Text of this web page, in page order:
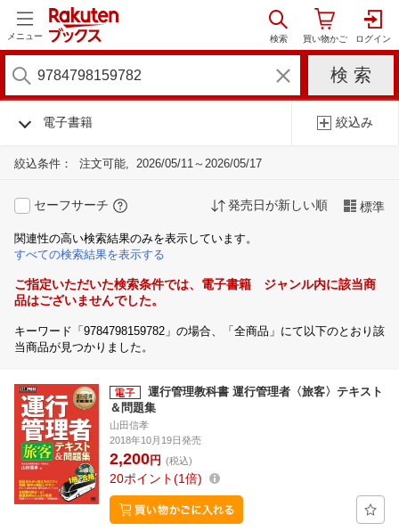
メニュー
電子書籍 絞込み
絞込条件： 注文可能 2026/05/11～2026/05/17
セーフサーチ 発売日が新しい順 標準
関連性の高い検索結果のみを表示しています。
すべての検索結果を表示する
ご指定いただいた検索条件では、電子書籍 ジャンル内に該当商
品はございませんでした。
キーワード「9784798159782」の場合、「全商品」にて以下のとおり該
当商品が見つかりました。
運行管理教科書 運行管理者〈旅客〉テキスト
＆問題集
山田信孝
2018年10月19日発売
2,200円 (税込)
20ポイント 1倍